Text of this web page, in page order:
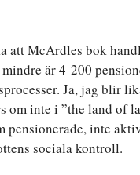
att McArdles bok
är 4 200
Ja, jag blir
om inte i ”the land of
inte
sociala kontroll.